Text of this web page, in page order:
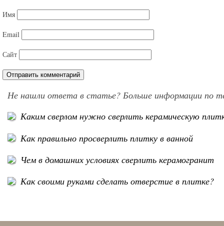
Имя
Email
Сайт
Не нашли ответа в статье? Больше информации по
Каким сверлом нужно сверлить керамическую
Как правильно просверлить плитку в ванной
Чем в домашних условиях сверлить керамогранит
Как своими руками сделать отверстие в плитке?